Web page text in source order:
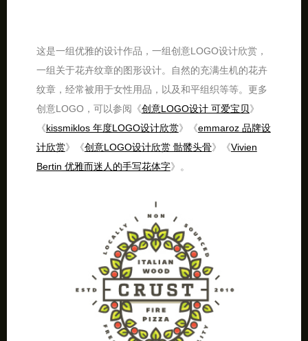
这是一组优雅的设计作品，一组创意LOGO设计欣赏，
一组关于花卉纹章的图形设计。自然的充满生机的花卉
纹章，经常被用于女性用品，以及和平组织等等。更多
创意LOGO，可以参阅《创意LOGO设计 可爱宝贝》
《kissmiklos 年度LOGO设计欣赏》《emmaroz 品牌设
计欣赏》《创意LOGO设计欣赏 骷髅头骨》《Vivien
Bertin 优雅而迷人的手写花体字》。